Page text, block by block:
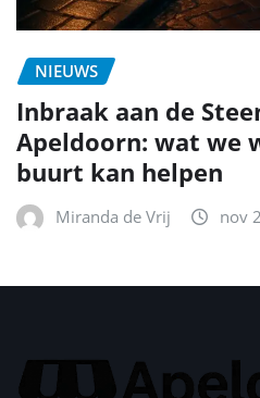
NIEUWS
Inbraak aan de
Apeldoorn: wat we
buurt kan helpen
Miranda de Vrij nov